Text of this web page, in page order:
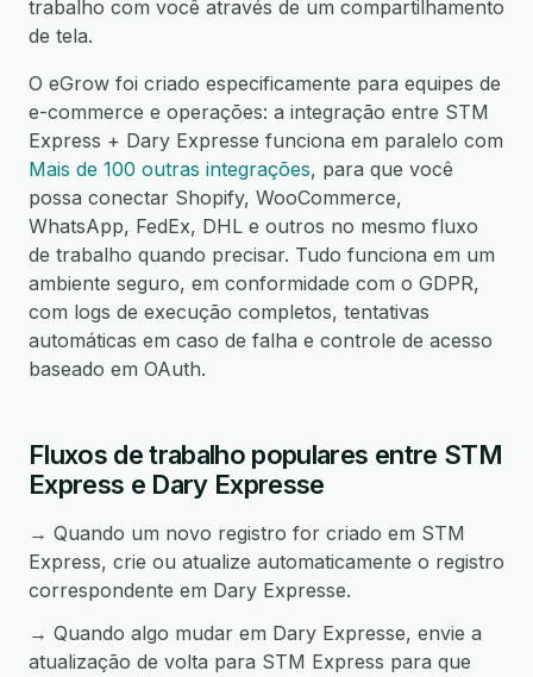
trabalho com você através de um compartilhamento
de tela.
O eGrow foi criado especificamente para equipes de
e-commerce e operações: a integração entre STM
Express + Dary Expresse funciona em paralelo com
Mais de 100 outras integrações, para que você
possa conectar Shopify, WooCommerce,
WhatsApp, FedEx, DHL e outros no mesmo fluxo
de trabalho quando precisar. Tudo funciona em um
ambiente seguro, em conformidade com o GDPR,
com logs de execução completos, tentativas
automáticas em caso de falha e controle de acesso
baseado em OAuth.
Fluxos de trabalho populares entre STM
Express e Dary Expresse
→ Quando um novo registro for criado em STM
Express, crie ou atualize automaticamente o registro
correspondente em Dary Expresse.
→ Quando algo mudar em Dary Expresse, envie a
atualização de volta para STM Express para que